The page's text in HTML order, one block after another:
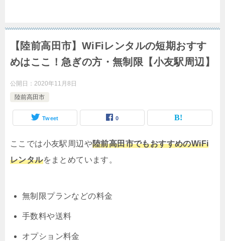
【陸前高田市】WiFiレンタルの短期おすす
めはここ！急ぎの方・無制限【小友駅周辺】
公開日： 2020年11月8日
陸前高田市
Tweet 0
ここでは小友駅周辺や陸前高田市でもおすすめのWiFi
レンタルをまとめています。
無制限プランなどの料金
手数料や送料
オプション料金